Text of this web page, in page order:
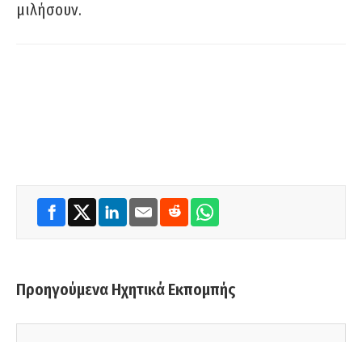
μιλήσουν.
Προηγούμενα Ηχητικά Εκπομπής